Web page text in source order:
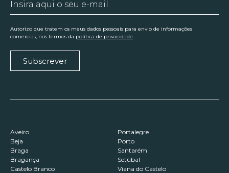
Autorizo que tratem os meus dados pessoais para envio de informações
comercias, nos termos da política de privacidade.
Subscrever
Aveiro
Beja
Braga
Bragança
Castelo Branco
Portalegre
Porto
Santarém
Setúbal
Viana do Castelo